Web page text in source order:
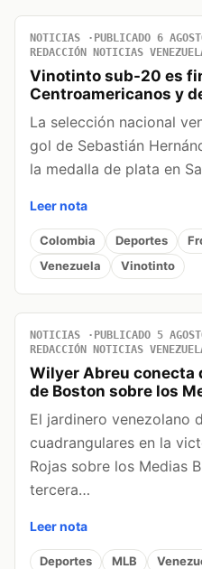
NOTICIAS PUBLICADO 6
REDACCIÓN NOTICIAS
Vinotinto sub-20 es
Centroamericanos y
La selección nacional
gol de Sebastián
la medalla de plata en
Leer nota
Colombia Deportes
Venezuela
Vinotinto
NOTICIAS PUBLICADO 5
REDACCIÓN NOTICIAS
Wilyer Abreu conecta
de Boston sobre los
El jardinero venezolano
cuadrangulares en la
Rojas sobre los Medias
tercera…
Leer nota
Deportes MLB